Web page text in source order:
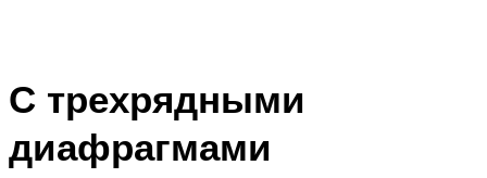
С трехрядными
диафрагмами